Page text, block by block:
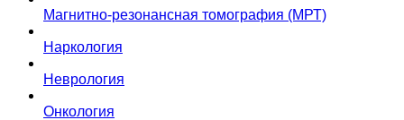
Магнитно-резонансная томография (МРТ)
Наркология
Неврология
Онкология